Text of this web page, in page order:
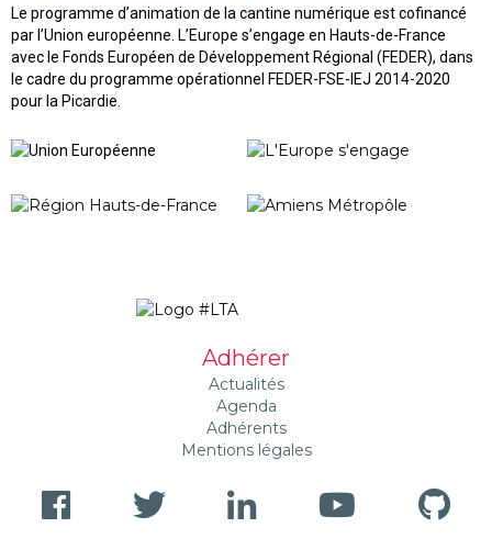
Le programme d’animation de la cantine numérique est cofinancé
par l’Union européenne. L’Europe s’engage en Hauts-de-France
avec le Fonds Européen de Développement Régional (FEDER), dans
le cadre du programme opérationnel FEDER-FSE-IEJ 2014-2020
pour la Picardie.
Adhérer
Actualités
Agenda
Adhérents
Mentions légales